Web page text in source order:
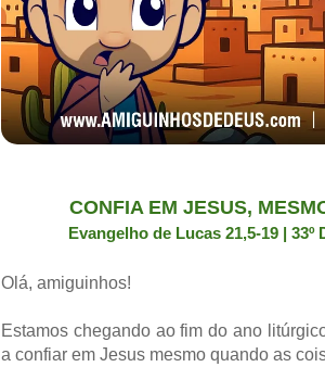
CONFIA EM JESUS,
Evangelho de Lucas 21,5-19 |
Olá, amiguinhos!
Estamos chegando ao fim do ano
a confiar em Jesus mesmo quando as